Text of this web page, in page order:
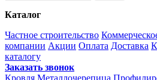
Каталог
Частное строительство
компании Акции Оплата Доставка
каталогу
Заказать звонок
Кровля Металлочерепица